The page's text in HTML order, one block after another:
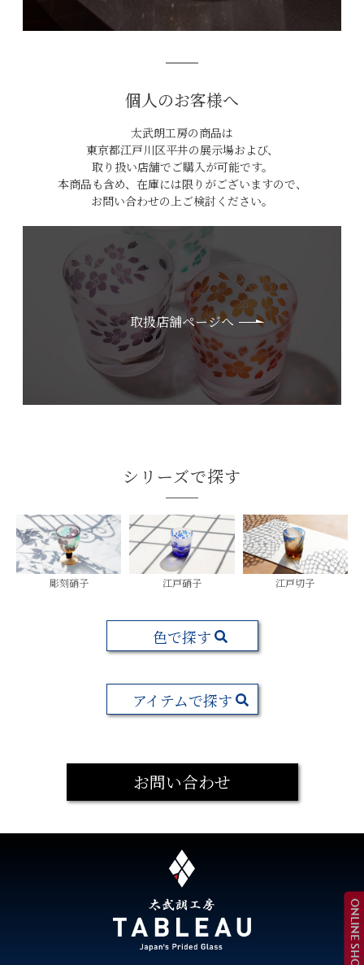
ONLINE SHOP
個人のお客様へ
太武朗工房の商品は
東京都江戸川区平井の展示場および、
取り扱い店舗でご購入が可能です。
本商品も含め、在庫には限りがございますので、
お問い合わせの上ご検討ください。
取扱店舗ページへ
シリーズで探す
彫刻硝子 江戸硝子 江戸切子
色で探す
アイテムで探す
お問い合わせ